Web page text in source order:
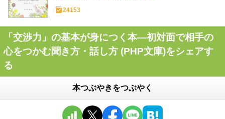
24153
「交渉力」の基本が身につく本―初対面で相手の
心をつかむ聞き方・話し方 (PHP文庫)をシェアす
る
本つぶやきをつぶやく